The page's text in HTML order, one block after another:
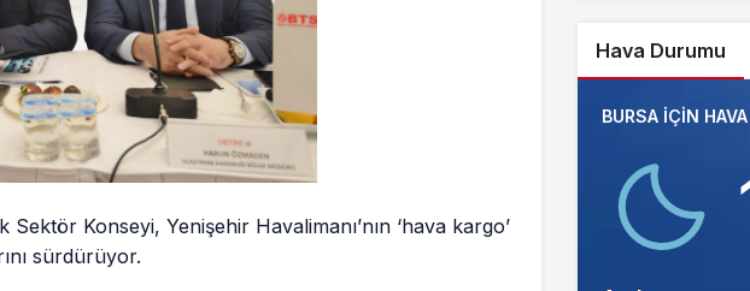
Konseyi, Yenişehir Havalimanı’nın ‘hava kargo’
sürdürüyor.
Hava Durumu
BURSA IÇIN